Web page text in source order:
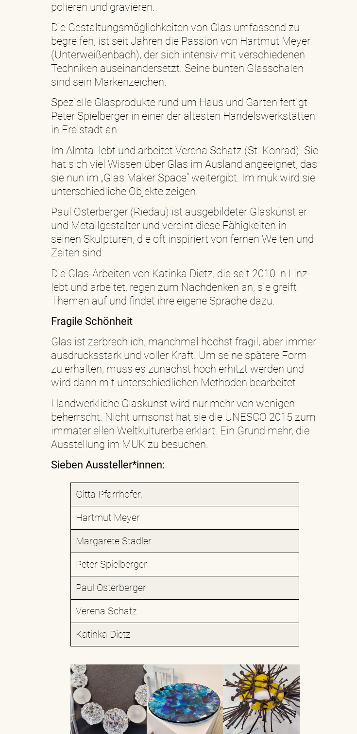
polieren und gravieren.
Die Gestaltungsmöglichkeiten von Glas umfassend zu
begreifen, ist seit Jahren die Passion von Hartmut Meyer
(Unterweißenbach), der sich intensiv mit verschiedenen
Techniken auseinandersetzt. Seine bunten Glasschalen
sind sein Markenzeichen.
Spezielle Glasprodukte rund um Haus und Garten fertigt
Peter Spielberger in einer der ältesten Handelswerkstätten
in Freistadt an.
Im Almtal lebt und arbeitet Verena Schatz (St. Konrad). Sie
hat sich viel Wissen über Glas im Ausland angeeignet, das
sie nun im „Glas Maker Space“ weitergibt. Im mük wird sie
unterschiedliche Objekte zeigen.
Paul Osterberger (Riedau) ist ausgebildeter Glaskünstler
und Metallgestalter und vereint diese Fähigkeiten in
seinen Skulpturen, die oft inspiriert von fernen Welten und
Zeiten sind.
Die Glas-Arbeiten von Katinka Dietz, die seit 2010 in Linz
lebt und arbeitet, regen zum Nachdenken an, sie greift
Themen auf und findet ihre eigene Sprache dazu.
Fragile Schönheit
Glas ist zerbrechlich, manchmal höchst fragil, aber immer
ausdrucksstark und voller Kraft. Um seine spätere Form
zu erhalten, muss es zunächst hoch erhitzt werden und
wird dann mit unterschiedlichen Methoden bearbeitet.
Handwerkliche Glaskunst wird nur mehr von wenigen
beherrscht. Nicht umsonst hat sie die UNESCO 2015 zum
immateriellen Weltkulturerbe erklärt. Ein Grund mehr, die
Ausstellung im MÜK zu besuchen.
Sieben Aussteller*innen:
Gitta Pfarrhofer,
Hartmut Meyer
Margarete Stadler
Peter Spielberger
Paul Osterberger
Verena Schatz
Katinka Dietz